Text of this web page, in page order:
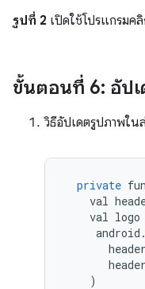
รูปที่ 2 เปิดใช้โปรแกรมค
ขั้นตอนที่ 6: อัป
วิธีอัปเดตรูปภาพใน
private fun
val
val logo
android .
)